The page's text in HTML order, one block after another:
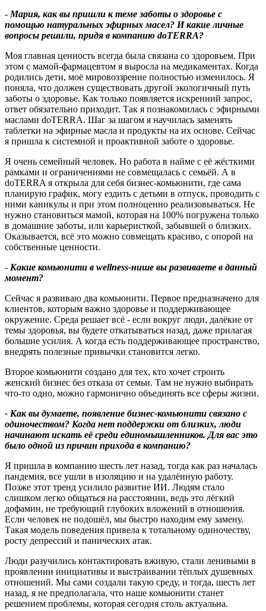
-Мария, как вы пришли к теме заботы о здоровье с
помощью натуральных эфирных масел? И какие личные
вопросы решили, придя в компанию doTERRA?
Моя главная ценность всегда была связана со здоровьем. При
этом с мамой-фармацевтом я выросла на медикаментах. Когда
родились дети, моё мировоззрение полностью изменилось. Я
поняла, что должен существовать другой экологичный путь
заботы о здоровье. Как только появляется искренний запрос,
ответ обязательно приходит. Так я познакомилась с эфирными
маслами doTERRA. Шаг за шагом я научилась заменять
таблетки на эфирные масла и продукты на их основе. Сейчас
я пришла к системной и проактивной заботе о здоровье.
Я очень семейный человек. Но работа в найме с её жёсткими
рамками и ограничениями не совмещалась с семьёй. А в
doTERRA я открыла для себя бизнес‑комьюнити, где сама
планирую график, могу ездить с детьми в отпуск, проводить с
ними каникулы и при этом полноценно реализовываться. Не
нужно становиться мамой, которая на 100% погружена только
в домашние заботы, или карьеристкой, забывшей о близких.
Оказывается, всё это можно совмещать красиво, с опорой на
собственные ценности.
- Какие комьюнити в wellness‑нише вы развиваете в данный
момент?
Сейчас я развиваю два комьюнити. Первое предназначено для
клиентов, которым важно здоровье и поддерживающее
окружение. Среда решает всё - если вокруг люди, далёкие от
темы здоровья, вы будете откатываться назад, даже прилагая
большие усилия. А когда есть поддерживающее пространство,
внедрять полезные привычки становится легко.
Второе комьюнити создано для тех, кто хочет строить
женский бизнес без отказа от семьи. Там не нужно выбирать
что‑то одно, можно гармонично объединять все сферы жизни.
- Как вы думаете, появление бизнес‑комьюнити связано с
одиночеством? Когда нет поддержки от близких, люди
начинают искать её среди единомышленников. Для вас это
было одной из причин прихода в компанию?
Я пришла в компанию шесть лет назад, тогда как раз началась
пандемия, все ушли в изоляцию и на удалённую работу.
Позже этот тренд усилило развитие ИИ. Людям стало
слишком легко общаться на расстоянии, ведь это лёгкий
дофамин, не требующий глубоких вложений в отношения.
Если человек не подошёл, мы быстро находим ему замену.
Такая модель поведения привела к тотальному одиночеству,
росту депрессий и панических атак.
Люди разучились контактировать вживую, стали ленивыми в
проявлении инициативы и выстраивании тёплых душевных
отношений. Мы сами создали такую среду, и тогда, шесть лет
назад, я не предполагала, что наше комьюнити станет
решением проблемы, которая сегодня столь актуальна.